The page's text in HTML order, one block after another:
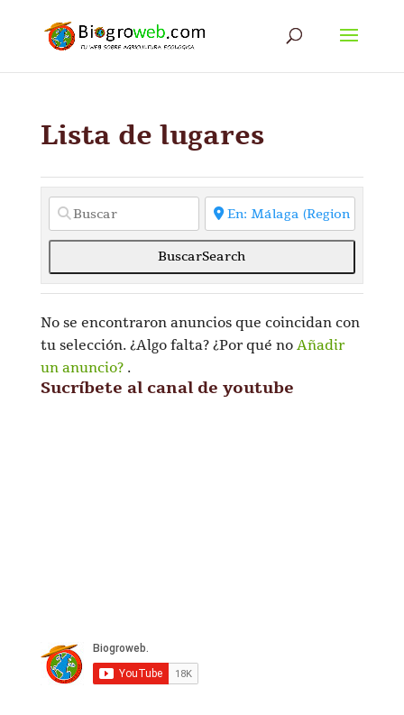
Lista de lugares
BuscarSearch
No se encontraron anuncios que coincidan con
tu selección. ¿Algo falta? ¿Por qué no Añadir
un anuncio? .
Sucríbete al canal de youtube